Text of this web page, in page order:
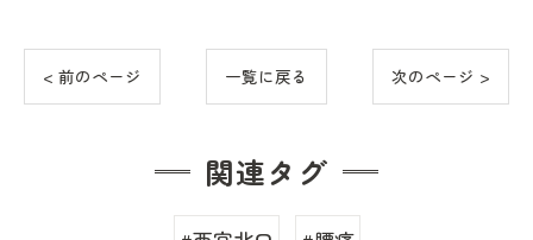
< 前のページ 一覧に戻る 次のページ >
関連タグ